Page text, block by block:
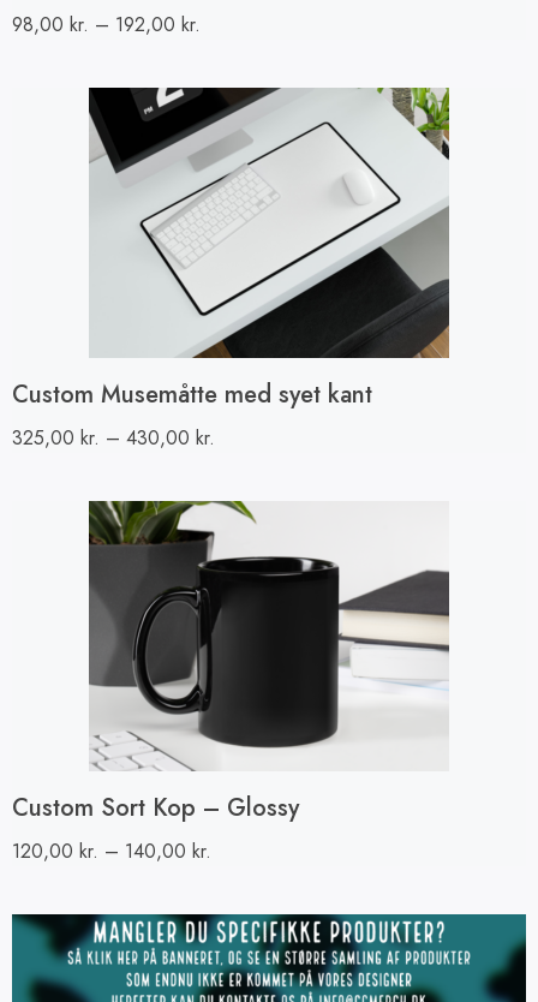
98,00 kr. – 192,00 kr.
Custom Musemåtte med syet kant
325,00 kr. – 430,00 kr.
Custom Sort Kop – Glossy
120,00 kr. – 140,00 kr.